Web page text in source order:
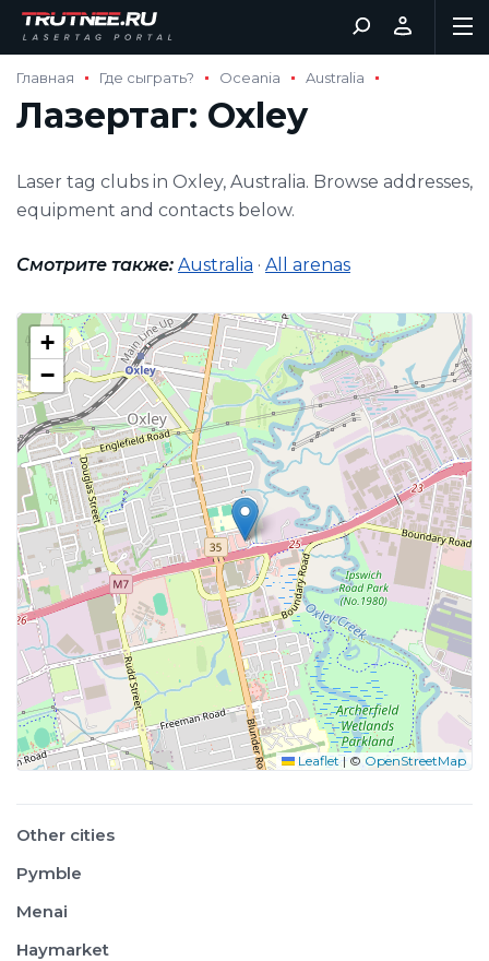
Главная Где сыграть? Oceania Australia
Лазертаг: Oxley
Laser tag clubs in Oxley, Australia. Browse addresses,
equipment and contacts below.
Смотрите также: Australia · All arenas
+
−
Leaflet |© OpenStreetMap
Other cities
Pymble
Menai
Haymarket